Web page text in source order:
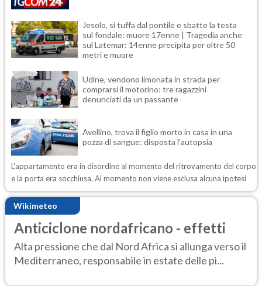
Jesolo, si tuffa dal pontile e sbatte la testa
sul fondale: muore 17enne | Tragedia anche
sul Latemar: 14enne precipita per oltre 50
metri e muore
Udine, vendono limonata in strada per
comprarsi il motorino: tre ragazzini
denunciati da un passante
Avellino, trova il figlio morto in casa in una
pozza di sangue: disposta l'autopsia
L'appartamento era in disordine al momento del ritrovamento del corpo
e la porta era socchiusa. Al momento non viene esclusa alcuna ipotesi
Wikimeteo
Anticiclone nordafricano - effetti
Alta pressione che dal Nord Africa si allunga verso il
Mediterraneo, responsabile in estate delle pi...